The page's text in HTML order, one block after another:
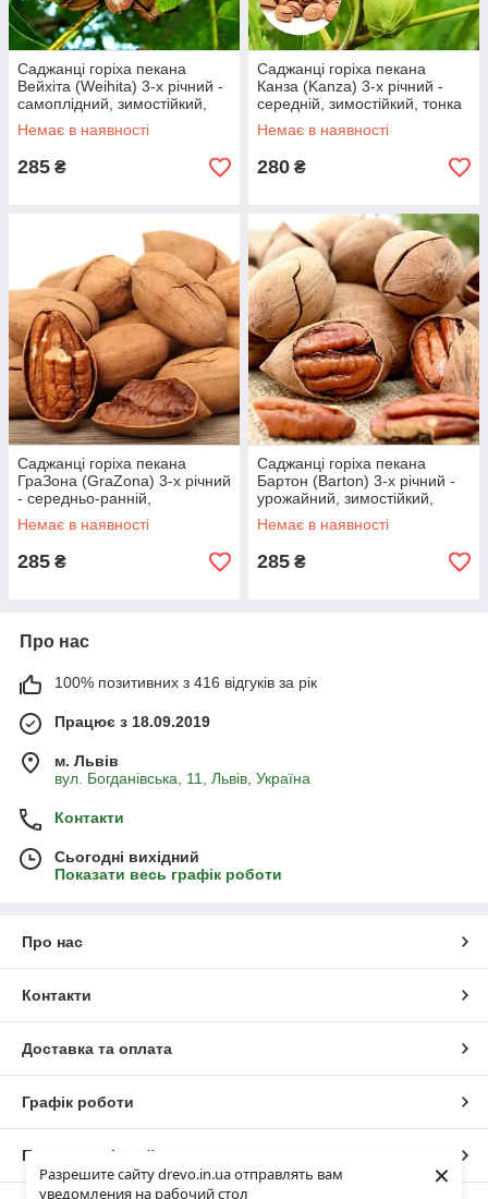
Разрешите сайту drevo.in.ua отправлять вам
уведомления на рабочий стол
×
Саджанці горіха пекана
Вейхіта (Weihita) 3-х річний -
самоплідний, зимостійкий,
маслянистий
Немає в наявності
285 ₴
Саджанці горіха пекана
Канза (Kanza) 3-х річний -
середній, зимостійкий, тонка
шкарлупа
Немає в наявності
280 ₴
Саджанці горіха пекана
ГраЗона (GraZona) 3-х річний
- середньо-ранній,
зимостійкий, великоплідний
Немає в наявності
285 ₴
Саджанці горіха пекана
Бартон (Barton) 3-х річний -
урожайний, зимостійкий,
невибагливий
Немає в наявності
285 ₴
Про нас
100% позитивних з 416 відгуків за рік
Працює з 18.09.2019
м. Львів
вул. Богданівська, 11, Львів, Україна
Контакти
Сьогодні вихідний
Показати весь графік роботи
Про нас
Контакти
Доставка та оплата
Графік роботи
Повна версія сайту